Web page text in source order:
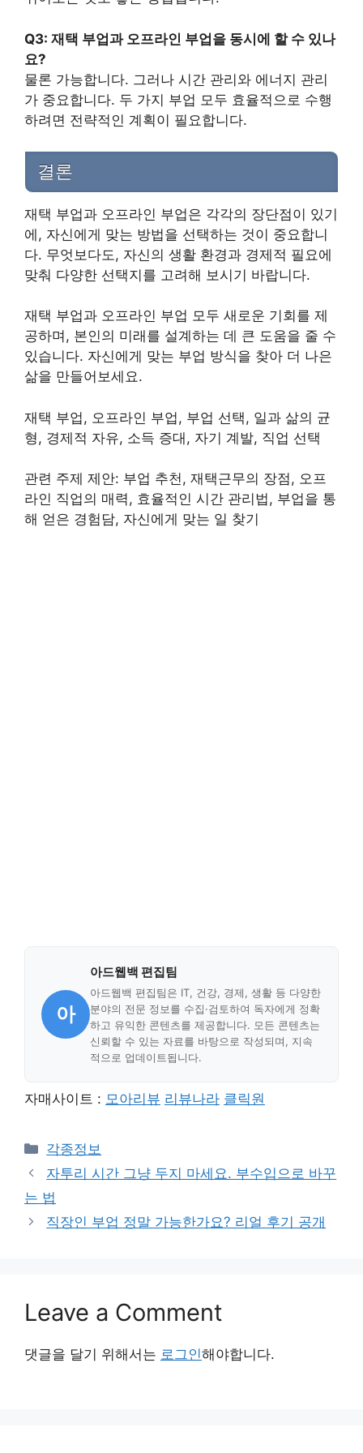
Q3: 재택 부업과 오프라인 부업을 동시에 할 수 있나
요?
물론 가능합니다. 그러나 시간 관리와 에너지 관리
가 중요합니다. 두 가지 부업 모두 효율적으로 수행
하려면 전략적인 계획이 필요합니다.
결론
재택 부업과 오프라인 부업은 각각의 장단점이 있기
에, 자신에게 맞는 방법을 선택하는 것이 중요합니
다. 무엇보다도, 자신의 생활 환경과 경제적 필요에
맞춰 다양한 선택지를 고려해 보시기 바랍니다.
재택 부업과 오프라인 부업 모두 새로운 기회를 제
공하며, 본인의 미래를 설계하는 데 큰 도움을 줄 수
있습니다. 자신에게 맞는 부업 방식을 찾아 더 나은
삶을 만들어보세요.
재택 부업, 오프라인 부업, 부업 선택, 일과 삶의 균
형, 경제적 자유, 소득 증대, 자기 계발, 직업 선택
관련 주제 제안: 부업 추천, 재택근무의 장점, 오프
라인 직업의 매력, 효율적인 시간 관리법, 부업을 통
해 얻은 경험담, 자신에게 맞는 일 찾기
아
아드웹백 편집팀
아드웹백 편집팀은 IT, 건강, 경제, 생활 등 다양한
분야의 전문 정보를 수집·검토하여 독자에게 정확
하고 유익한 콘텐츠를 제공합니다. 모든 콘텐츠는
신뢰할 수 있는 자료를 바탕으로 작성되며, 지속
적으로 업데이트됩니다.
자매사이트 : 모아리뷰 리뷰나라 클릭원
Categories
각종정보
자투리 시간 그냥 두지 마세요. 부수입으로 바꾸
는 법
직장인 부업 정말 가능한가요? 리얼 후기 공개
Leave a Comment
댓글을 달기 위해서는 로그인해야합니다.